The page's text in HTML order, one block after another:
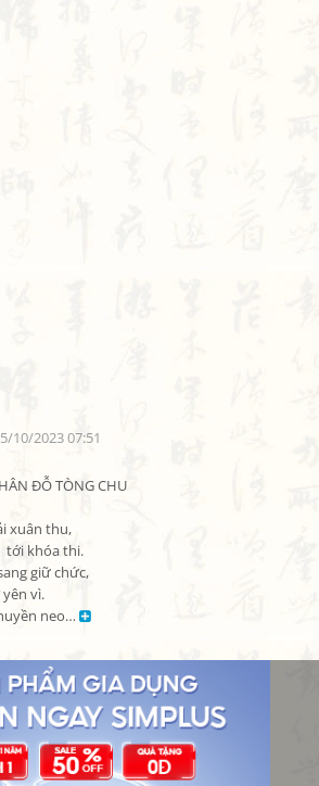
10/2023 07:51
ĐỖ TÒNG CHU
xuân thu,
tới khóa thi.
giữ chức,
vì.
neo…